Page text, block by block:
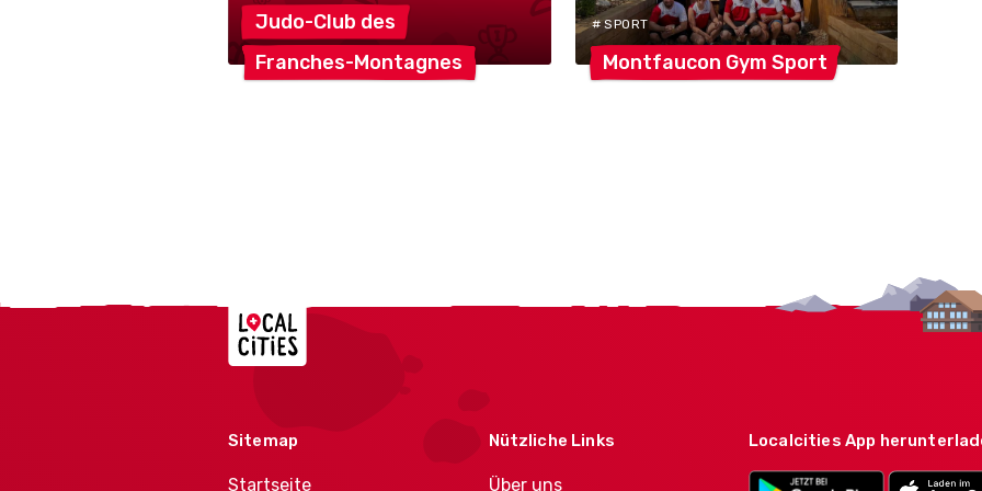
Judo-Club des
Franches-Montagnes
# SPORT
Montfaucon Gym Sport
Localcities
Sitemap
Startseite
Nützliche Links
Über uns
Localcities App